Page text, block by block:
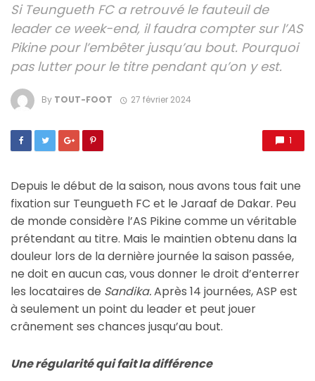
Si Teungueth FC a retrouvé le fauteuil de
leader ce week-end, il faudra compter sur l’AS
Pikine pour l’embêter jusqu’au bout. Pourquoi
pas lutter pour le titre pendant qu’on y est.
By TOUT-FOOT 27 février 2024
1
Depuis le début de la saison, nous avons tous fait une
fixation sur Teungueth FC et le Jaraaf de Dakar. Peu
de monde considère l’AS Pikine comme un véritable
prétendant au titre. Mais le maintien obtenu dans la
douleur lors de la dernière journée la saison passée,
ne doit en aucun cas, vous donner le droit d’enterrer
les locataires de Sandika.Après 14 journées, ASP est
à seulement un point du leader et peut jouer
crânement ses chances jusqu’au bout.
Une régularité qui fait la différence